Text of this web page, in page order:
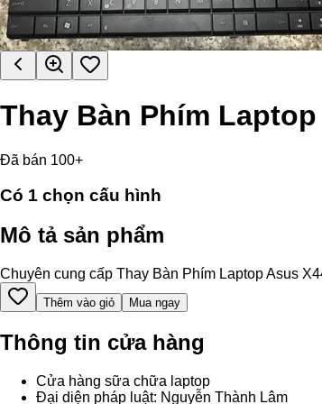
Thay Bàn Phím Laptop
Đã bán 100+
Có 1 chọn cấu hình
Mô tả sản phẩm
Chuyên cung cấp Thay Bàn Phím Laptop Asus
Thêm vào giỏ Mua ngay
Thông tin cửa hàng
Cửa hàng sữa chữa laptop
Đại diện pháp luật: Nguyễn Thành Lâm